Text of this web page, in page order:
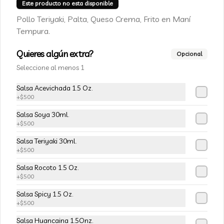
cebollín, envuelto en palta
Queso crema, champiñon furay y
cebollín frito en tempura.
$5.490$6.490
115-Vivian Rolls
Palta, champiñon furay, cebollín,
salsa teriyaki, cubierto de mix de papas
nativas
Este producto no esta disponible
Pollo Teriyaki, Palta, Queso Crema, Frito en Maní
Tempura.
Quieres algún extra? Opcional
Seleccione al menos 1
Salsa Acevichada 1.5 Oz.
+$500
Salsa Soya 30ml.
+$500
Salsa Teriyaki 30ml.
+$500
Salsa Rocoto 1.5 Oz.
+$500
Salsa Spicy 1.5 Oz.
+$500
Salsa Huancaina 1.5Onz.